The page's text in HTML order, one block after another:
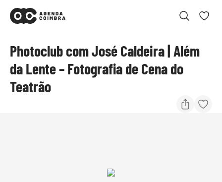
Photoclub com José Caldeira | Além
da Lente – Fotografia de Cena do
Teatrão